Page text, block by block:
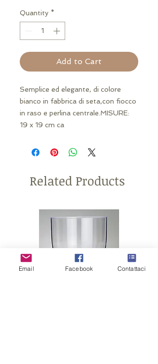
Quantity *
Add to Cart
Semplice ed elegante, di colore
bianco in fabbrica di seta,con fiocco
in raso e perlina centrale.MISURE:
19 x 19 cm ca
Related Products
Email Facebook Contattaci